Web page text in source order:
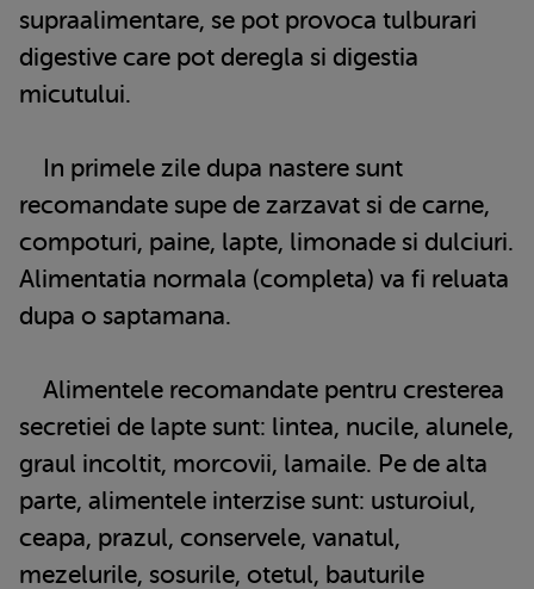
supraalimentare, se pot provoca tulburari
digestive care pot deregla si digestia
micutului.
In primele zile dupa nastere sunt
recomandate supe de zarzavat si de carne,
compoturi, paine, lapte, limonade si dulciuri.
Alimentatia normala (completa) va fi reluata
dupa o saptamana.
Alimentele recomandate pentru cresterea
secretiei de lapte sunt: lintea, nucile, alunele,
graul incoltit, morcovii, lamaile. Pe de alta
parte, alimentele interzise sunt: usturoiul,
ceapa, prazul, conservele, vanatul,
mezelurile, sosurile, otetul, bauturile